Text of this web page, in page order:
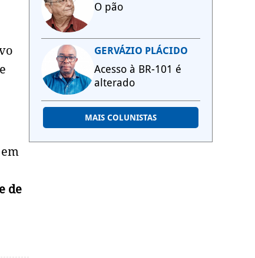
de
O pão
GERVÁZIO PLÁCIDO
Acesso à BR-101 é
alterado
MAIS COLUNISTAS